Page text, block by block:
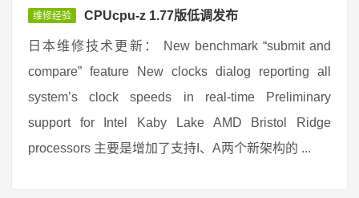
维修经验 CPUcpu-z 1.77版低调发布
日本维修技术更新： New benchmark “submit and
compare” feature New clocks dialog reporting all
system’s clock speeds in real-time Preliminary
support for Intel Kaby Lake AMD Bristol Ridge
processors 主要是增加了支持I、A两个新架构的 ...